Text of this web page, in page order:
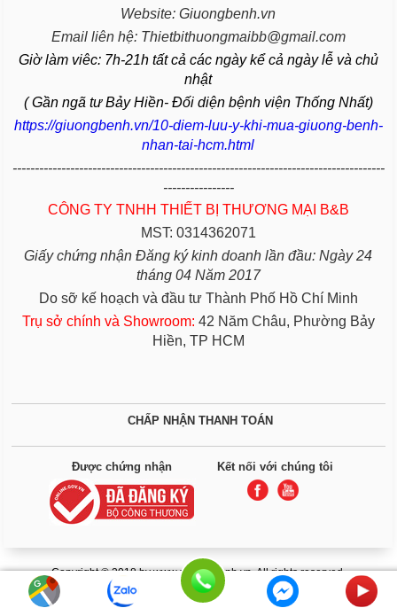
Website: Giuongbenh.vn
Email liên hệ: Thietbithuongmaibb@gmail.com
Giờ làm viêc: 7h-21h tất cả các ngày kể cả ngày lễ và chủ
nhật
( Gần ngã tư Bảy Hiền- Đối diện bệnh viện Thống Nhất)
https://giuongbenh.vn/10-diem-luu-y-khi-mua-giuong-benh-
nhan-tai-hcm.html
------------------------------------------------------------------------------------
----------------
CÔNG TY TNHH THIẾT BỊ THƯƠNG MẠI B&B
MST: 0314362071
Giấy chứng nhận Đăng ký kinh doanh lần đầu: Ngày 24
tháng 04 Năm 2017
Do sỡ kế hoạch và đầu tư Thành Phố Hồ Chí Minh
Trụ sở chính và Showroom: 42 Năm Châu, Phường Bảy
Hiền, TP HCM
CHẤP NHẬN THANH TOÁN
Được chứng nhận Kết nối với chúng tôi
Copyright © 2018 by www.giuongbenh.vn. All rights reserved.